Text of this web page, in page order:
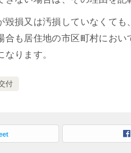
毀損又は汚損していなくて
合も居住地の市区町村にお
ります。
付